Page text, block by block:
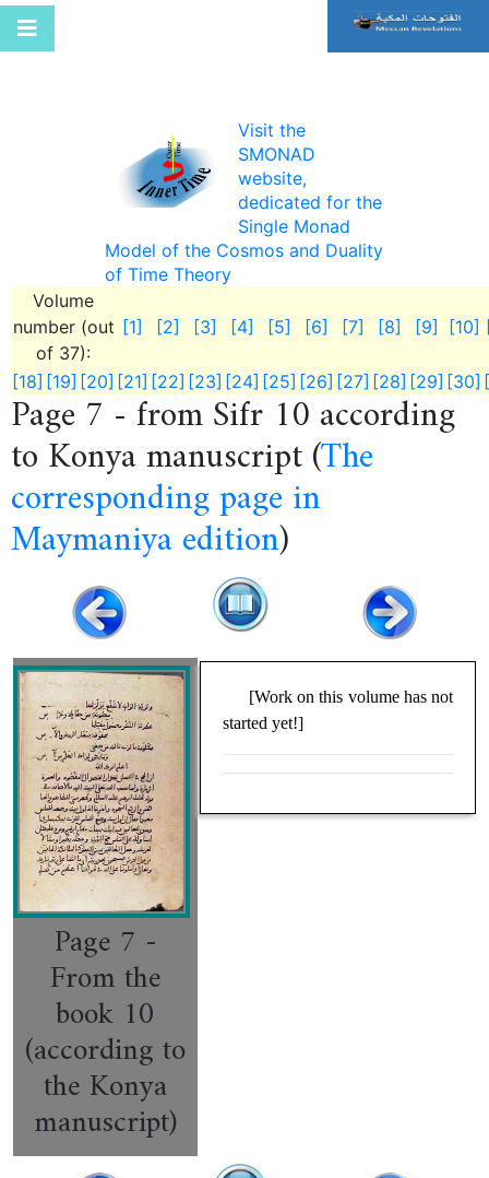
Visit the
SMONAD
website,
dedicated for the
Single Monad
Model of the Cosmos and Duality
of Time Theory
Volume
number (out
of 37):
[1] [2] [3] [4] [5] [6] [7] [8] [9] [10]
[18] [19] [20] [21] [22] [23] [24] [25] [26] [27] [28] [29] [30]
Page 7 - from Sifr 10 according
to Konya manuscript (The
corresponding page in
Maymaniya edition)
Page 7 -
From the
book 10
(according to
the Konya
manuscript)
[Work on this volume has not
started yet!]